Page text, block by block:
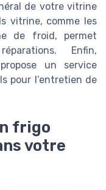
de votre vitrine
vitrine, comme les
de froid, permet
Enfin,
un service
pour l’entretien de
frigo
votre